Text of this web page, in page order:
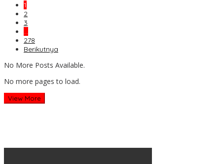
1
2
3
…
278
Berikutnya
No More Posts Available.
No more pages to load.
View More